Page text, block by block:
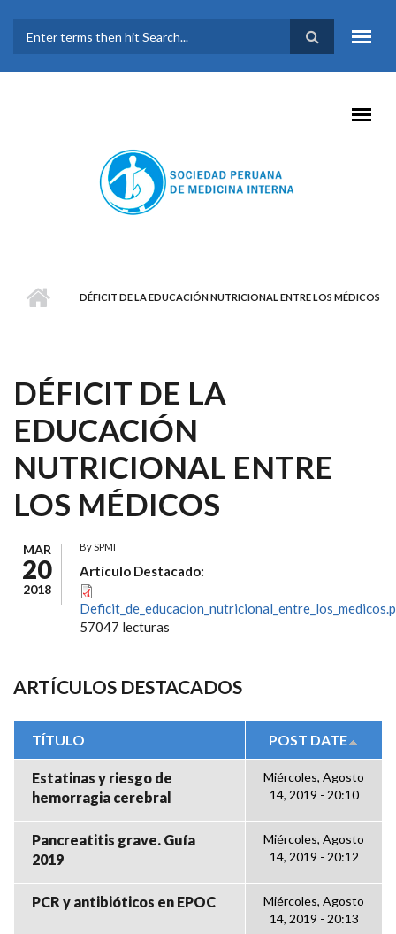
FORMULARIO DE
BÚSQUEDA
DÉFICIT DE LA EDUCACIÓN NUTRICIONAL ENTRE LOS MÉDICOS
DÉFICIT DE LA
EDUCACIÓN
NUTRICIONAL ENTRE
LOS MÉDICOS
MAR
20
2018
BySPMI
Artículo Destacado:
57047 lecturas
ARTÍCULOS DESTACADOS
TÍTULO POST DATE
Estatinas y riesgo de
hemorragia cerebral
Miércoles, Agosto
14, 2019 - 20:10
Pancreatitis grave. Guía
2019
Miércoles, Agosto
14, 2019 - 20:12
PCR y antibióticos en EPOC
Miércoles, Agosto
14, 2019 - 20:13